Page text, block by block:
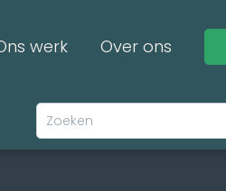
werk Over ons